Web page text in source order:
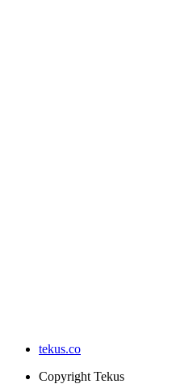
tekus.co
Copyright Tekus